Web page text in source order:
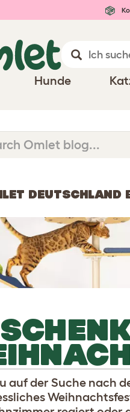
Hunde
DEUTSCHLAND
auf der Suche nach